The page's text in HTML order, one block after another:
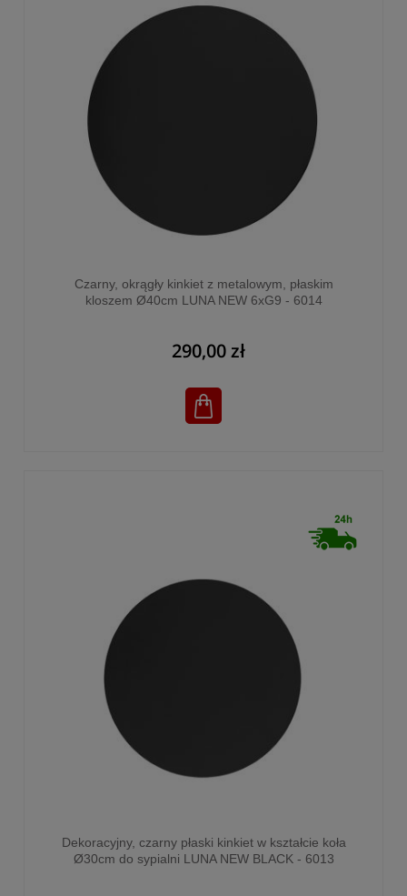
Czarny, okrągły kinkiet z metalowym, płaskim
kloszem Ø40cm LUNA NEW 6xG9 - 6014
290,00 zł
Dekoracyjny, czarny płaski kinkiet w kształcie koła
Ø30cm do sypialni LUNA NEW BLACK - 6013